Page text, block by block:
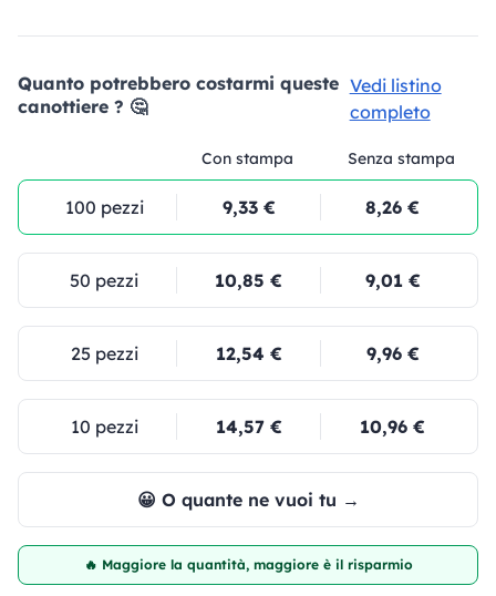
Quanto potrebbero costarmi queste
canottiere ? 🤔
Vedi listino
completo
Con stampa Senza stampa
100 pezzi 9,33 € 8,26 €
50 pezzi 10,85 € 9,01 €
25 pezzi 12,54 € 9,96 €
10 pezzi 14,57 € 10,96 €
😀 O quante ne vuoi tu →
🔥 Maggiore la quantità, maggiore è il risparmio